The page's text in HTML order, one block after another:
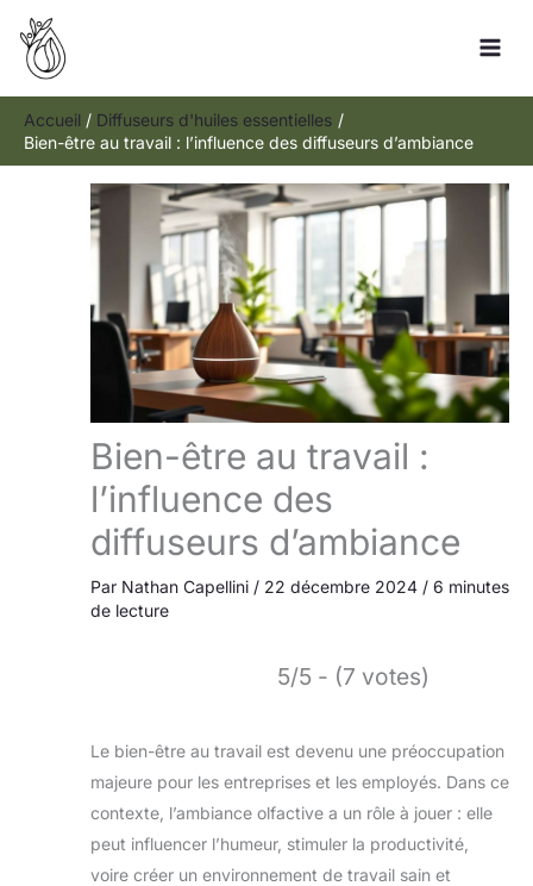
Aller
contenu
Accueil
Diffuseurs d'huiles essentielles
Bien-être au travail : l’influence des diffuseurs d’ambiance
Bien-être au travail :
l’influence des
diffuseurs d’ambiance
Par Nathan Capellini / 22 décembre 2024 / 6 minutes
de lecture
5/5 - (7 votes)
Le bien-être au travail est devenu une préoccupation
majeure pour les entreprises et les employés. Dans ce
contexte, l’ambiance olfactive a un rôle à jouer : elle
peut influencer l’humeur, stimuler la productivité,
voire créer un environnement de travail sain et
Rechercher